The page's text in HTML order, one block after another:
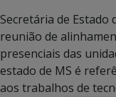
Secretária de Estado
reunião de
presenciais das
estado de MS é
aos trabalhos de